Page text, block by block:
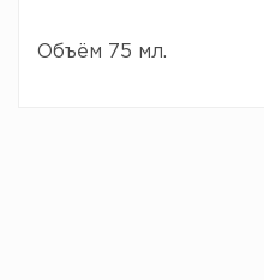
Объём 75 мл.